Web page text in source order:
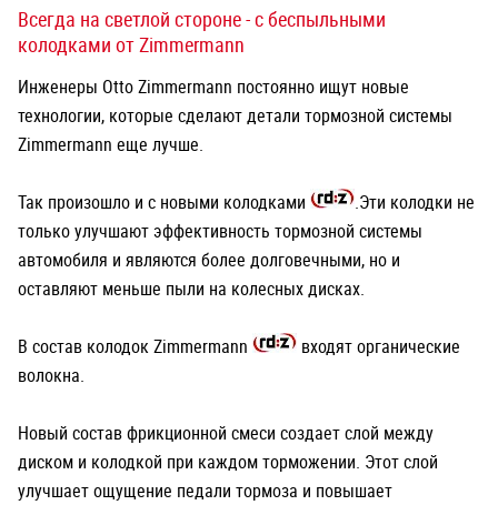
Всегда на светлой стороне - с беспыльными
колодками от Zimmermann
Инженеры Otto Zimmermann постоянно ищут новые
технологии, которые сделают детали тормозной системы
Zimmermann еще лучше.
Так произошло и с новыми колодками
.Эти колодки не
только улучшают эффективность тормозной системы
автомобиля и являются более долговечными, но и
оставляют меньше пыли на колесных дисках.
В состав колодок Zimmermann
входят органические
волокна.
Новый состав фрикционной смеси создает слой между
диском и колодкой при каждом торможении. Этот слой
улучшает ощущение педали тормоза и повышает